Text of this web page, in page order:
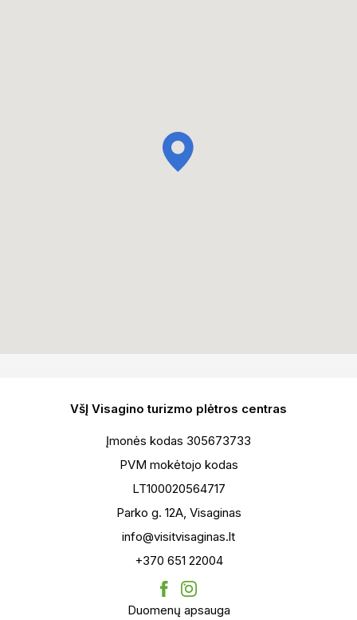
VšĮ Visagino turizmo plėtros centras
Įmonės kodas 305673733
PVM mokėtojo kodas
LT100020564717
Parko g. 12A, Visaginas
info@visitvisaginas.lt
+370 651 22004
Duomenų apsauga